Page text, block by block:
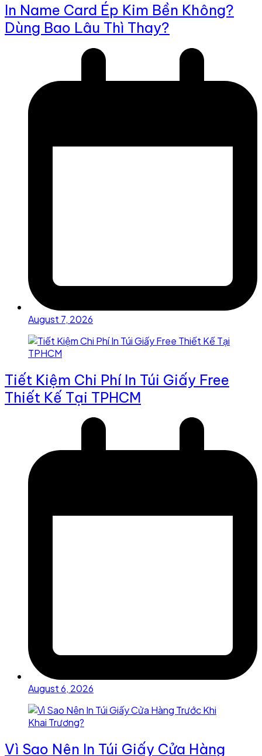
In Name Card Ép Kim Bền Không?
Dùng Bao Lâu Thì Thay?
August 7, 2026
Tiết Kiệm Chi Phí In Túi Giấy Free
Thiết Kế Tại TPHCM
August 6, 2026
Vì Sao Nên In Túi Giấy Cửa Hàng